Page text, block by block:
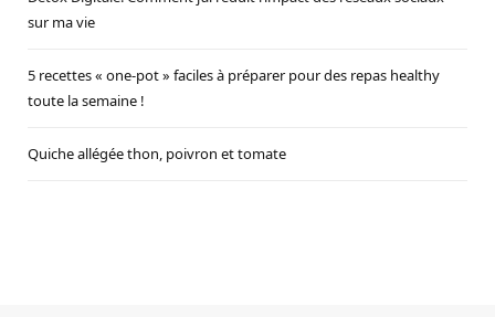
sur ma vie
5 recettes « one-pot » faciles à préparer pour des repas healthy
toute la semaine !
Quiche allégée thon, poivron et tomate